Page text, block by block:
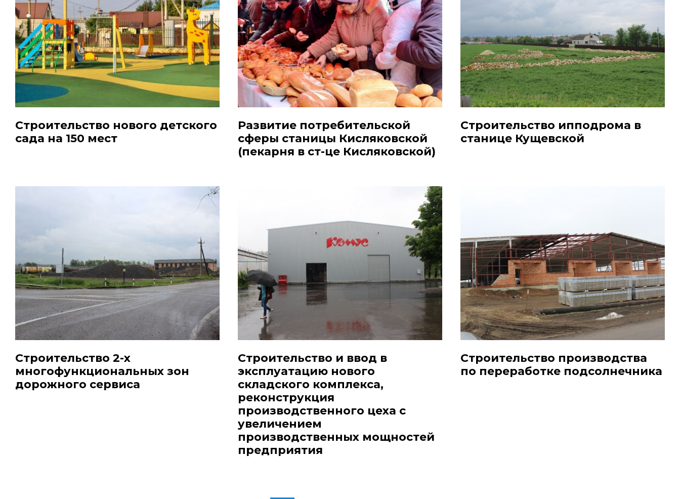
Строительство нового детского
сада на 150 мест
Развитие потребительской
сферы станицы Кисляковской
(пекарня в ст-це Кисляковской)
Строительство ипподрома в
станице Кущевской
Строительство 2-х
многофункциональных зон
дорожного сервиса
Строительство и ввод в
эксплуатацию нового
складского комплекса,
реконструкция
производственного цеха с
увеличением
производственных мощностей
предприятия
Строительство производства
по переработке подсолнечника